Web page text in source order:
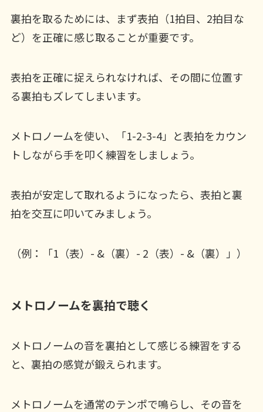
裏拍を取るためには、まず表拍（1拍目、2拍目な
ど）を正確に感じ取ることが重要です。
表拍を正確に捉えられなければ、その間に位置す
る裏拍もズレてしまいます。
メトロノームを使い、「1-2-3-4」と表拍をカウン
トしながら手を叩く練習をしましょう。
表拍が安定して取れるようになったら、表拍と裏
拍を交互に叩いてみましょう。
（例：「1（表）- &（裏）- 2（表）- &（裏）」）
メトロノームを裏拍で聴く
メトロノームの音を裏拍として感じる練習をする
と、裏拍の感覚が鍛えられます。
メトロノームを通常のテンポで鳴らし、その音を